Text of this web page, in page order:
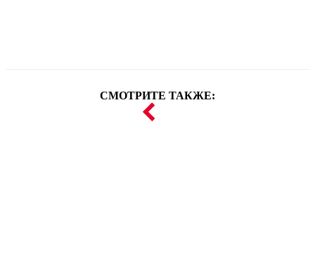
СМОТРИТЕ ТАКЖЕ: